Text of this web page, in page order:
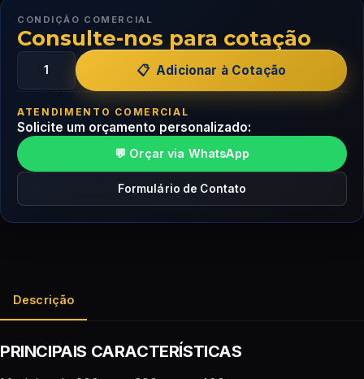
CONDIÇÃO COMERCIAL
Consulte-nos para cotação
Adicionar à Cotação
ATENDIMENTO COMERCIAL
Solicite um orçamento personalizado:
💬 Orçar via WhatsApp
Formulário de Contato
Descrição
PRINCIPAIS CARACTERÍSTICAS